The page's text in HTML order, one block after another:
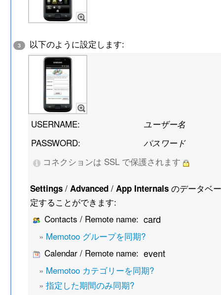
3 以下のように設定します:
USERNAME: ユーザー名
PASSWORD: パスワード
コネクションは SSL で保護されます
Settings /Advanced /App Internals のデータベ
定することができます:
Contacts / Remote name: card
» Memotoo グループを同期?
Calendar / Remote name: event
» Memotoo カテゴリーを同期?
»指定した期間のみ同期?